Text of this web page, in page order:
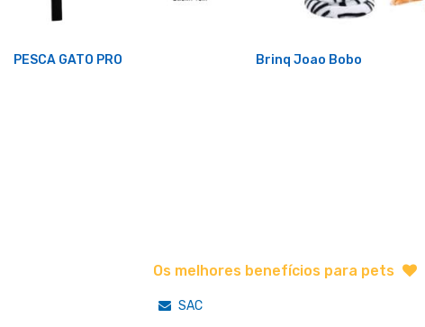
PESCA GATO PRO Brinq Joao Bobo
Os melhores benefícios para pets
SAC